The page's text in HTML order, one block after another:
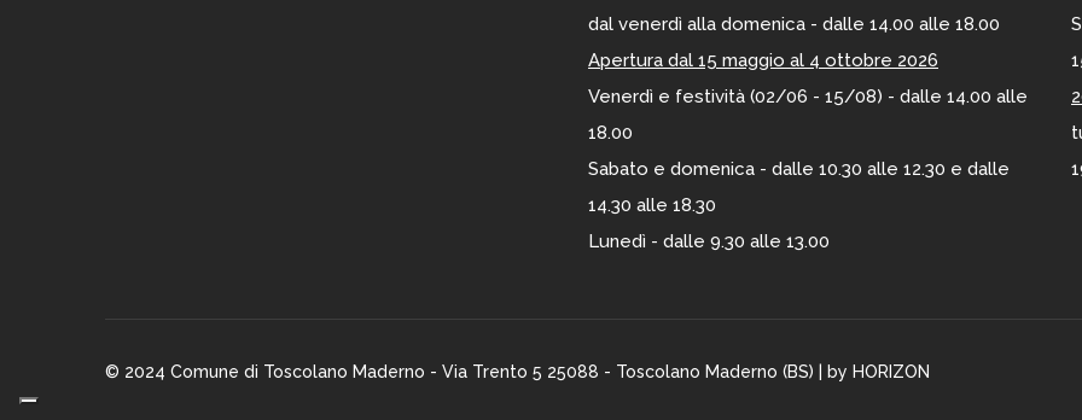
dal venerdì alla domenica - dalle 14.00 alle 18.00
Apertura dal 15 maggio al 4 ottobre 2026
Venerdì e festività (02/06 - 15/08) - dalle 14.00 alle
18.00
Sabato e domenica - dalle 10.30 alle 12.30 e dalle
14.30 alle 18.30
Lunedì - dalle 9.30 alle 13.00
© 2024 Comune di Toscolano Maderno - Via Trento 5 25088 - Toscolano Maderno (BS) | by HORIZON